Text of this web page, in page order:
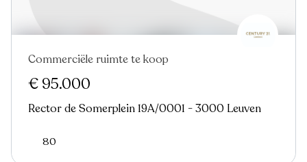
Commerciële ruimte te koop
€ 95.000
Rector de Somerplein 19A/0001 - 3000 Leuven
80